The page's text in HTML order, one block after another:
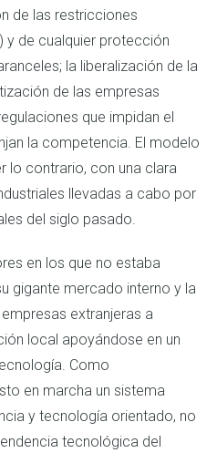
de las restricciones
y de cualquier protección
la liberalización de la
de las empresas
que impidan el
la competencia. El modelo
lo contrario, con una clara
llevadas a cabo por
del siglo pasado.
en los que no estaba
gigante mercado interno y la
extranjeras a
local apoyándose en un
Como
en marcha un sistema
y tecnología orientado, no
tecnológica del